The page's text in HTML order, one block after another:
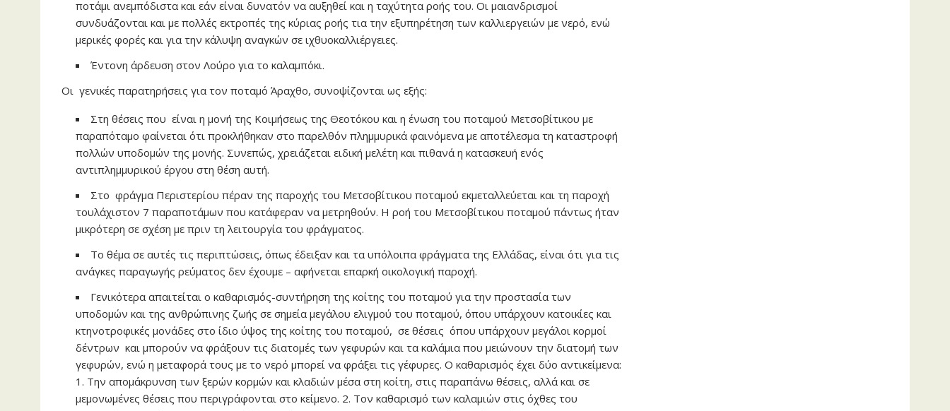
ποτάμι ανεμπόδιστα και εάν είναι δυνατόν να αυξηθεί και η ταχύτητα ροής του. Οι μαιανδρισμοί
συνδυάζονται και με πολλές εκτροπές της κύριας ροής τια την εξυπηρέτηση των καλλιεργειών με νερό, ενώ
μερικές φορές και για την κάλυψη αναγκών σε ιχθυοκαλλιέργειες.
Έντονη άρδευση στον Λούρο για το καλαμπόκι.
Οι γενικές παρατηρήσεις για τον ποταμό Άραχθο, συνοψίζονται ως εξής:
Στη θέσεις που είναι η μονή της Κοιμήσεως της Θεοτόκου και η ένωση του ποταμού Μετσοβίτικου με
παραπόταμο φαίνεται ότι προκλήθηκαν στο παρελθόν πλημμυρικά φαινόμενα με αποτέλεσμα τη καταστροφή
πολλών υποδομών της μονής. Συνεπώς, χρειάζεται ειδική μελέτη και πιθανά η κατασκευή ενός
αντιπλημμυρικού έργου στη θέση αυτή.
Στο φράγμα Περιστερίου πέραν της παροχής του Μετσοβίτικου ποταμού εκμεταλλεύεται και τη παροχή
τουλάχιστον 7 παραποτάμων που κατάφεραν να μετρηθούν. Η ροή του Μετσοβίτικου ποταμού πάντως ήταν
μικρότερη σε σχέση με πριν τη λειτουργία του φράγματος.
Το θέμα σε αυτές τις περιπτώσεις, όπως έδειξαν και τα υπόλοιπα φράγματα της Ελλάδας, είναι ότι για τις
ανάγκες παραγωγής ρεύματος δεν έχουμε – αφήνεται επαρκή οικολογική παροχή.
Γενικότερα απαιτείται ο καθαρισμός-συντήρηση της κοίτης του ποταμού για την προστασία των
υποδομών και της ανθρώπινης ζωής σε σημεία μεγάλου ελιγμού του ποταμού, όπου υπάρχουν κατοικίες και
κτηνοτροφικές μονάδες στο ίδιο ύψος της κοίτης του ποταμού, σε θέσεις όπου υπάρχουν μεγάλοι κορμοί
δέντρων και μπορούν να φράξουν τις διατομές των γεφυρών και τα καλάμια που μειώνουν την διατομή των
γεφυρών, ενώ η μεταφορά τους με το νερό μπορεί να φράξει τις γέφυρες. Ο καθαρισμός έχει δύο αντικείμενα:
1. Την απομάκρυνση των ξερών κορμών και κλαδιών μέσα στη κοίτη, στις παραπάνω θέσεις, αλλά και σε
μεμονωμένες θέσεις που περιγράφονται στο κείμενο. 2. Τον καθαρισμό των καλαμιών στις όχθες του